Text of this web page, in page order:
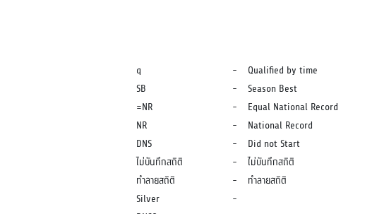
q -
Qualified by time
SB -
Season Best
=NR -
Equal National Record
NR -
National Record
DNS -
Did not Start
ไม่บันทึกสถิติ -
ไม่บันทึกสถิติ
ทำลายสถิติ -
ทำลายสถิติ
Silver
-